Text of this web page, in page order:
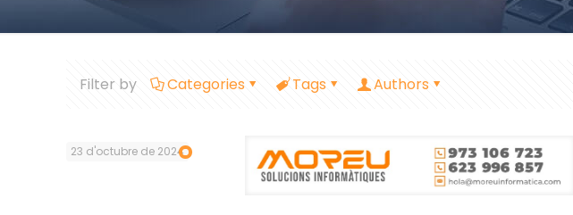
Filter by Categories Tags Authors
23 d'octubre de 2024